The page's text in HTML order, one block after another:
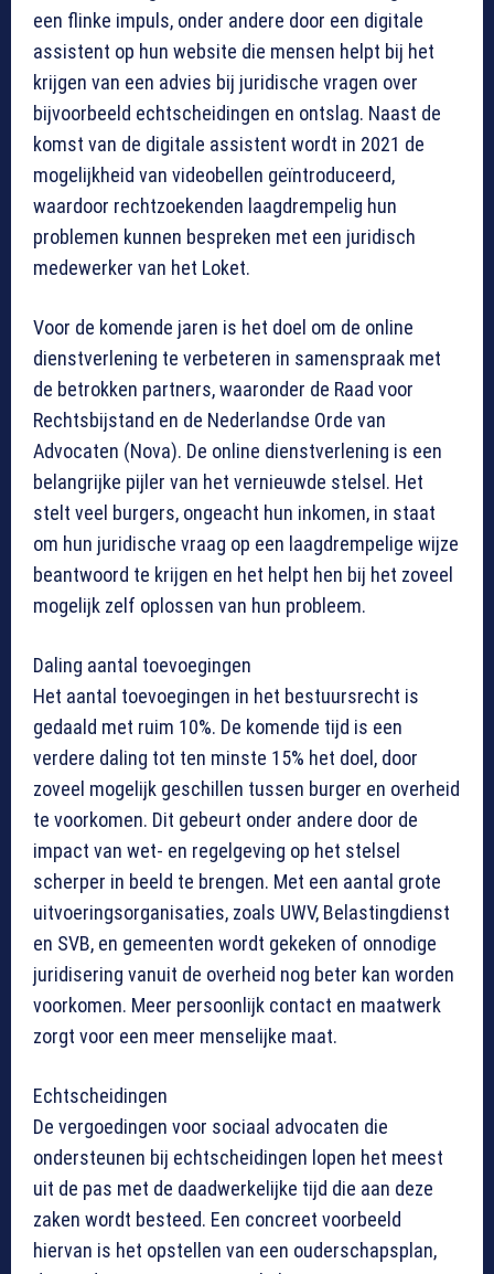
een flinke impuls, onder andere door een digitale
assistent op hun website die mensen helpt bij het
krijgen van een advies bij juridische vragen over
bijvoorbeeld echtscheidingen en ontslag. Naast de
komst van de digitale assistent wordt in 2021 de
mogelijkheid van videobellen geïntroduceerd,
waardoor rechtzoekenden laagdrempelig hun
problemen kunnen bespreken met een juridisch
medewerker van het Loket.
Voor de komende jaren is het doel om de online
dienstverlening te verbeteren in samenspraak met
de betrokken partners, waaronder de Raad voor
Rechtsbijstand en de Nederlandse Orde van
Advocaten (Nova). De online dienstverlening is een
belangrijke pijler van het vernieuwde stelsel. Het
stelt veel burgers, ongeacht hun inkomen, in staat
om hun juridische vraag op een laagdrempelige wijze
beantwoord te krijgen en het helpt hen bij het zoveel
mogelijk zelf oplossen van hun probleem.
Daling aantal toevoegingen
Het aantal toevoegingen in het bestuursrecht is
gedaald met ruim 10%. De komende tijd is een
verdere daling tot ten minste 15% het doel, door
zoveel mogelijk geschillen tussen burger en overheid
te voorkomen. Dit gebeurt onder andere door de
impact van wet- en regelgeving op het stelsel
scherper in beeld te brengen. Met een aantal grote
uitvoeringsorganisaties, zoals UWV, Belastingdienst
en SVB, en gemeenten wordt gekeken of onnodige
juridisering vanuit de overheid nog beter kan worden
voorkomen. Meer persoonlijk contact en maatwerk
zorgt voor een meer menselijke maat.
Echtscheidingen
De vergoedingen voor sociaal advocaten die
ondersteunen bij echtscheidingen lopen het meest
uit de pas met de daadwerkelijke tijd die aan deze
zaken wordt besteed. Een concreet voorbeeld
hiervan is het opstellen van een ouderschapsplan,